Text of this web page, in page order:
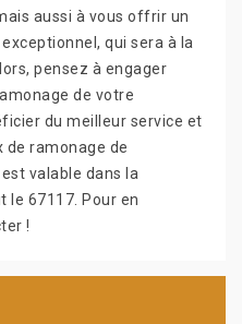
aussi à vous offrir un
qui sera à la
pensez à engager
de votre
du meilleur service et
de ramonage de
valable dans la
le 67117. Pour en
!